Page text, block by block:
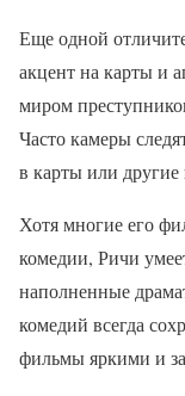
Еще одной
акцент на карты и
миром
Часто камеры
в карты или
Хотя многие его
комедии, Ричи
наполненные
комедий всегда
фильмы яркими и